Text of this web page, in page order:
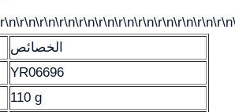
الخصائص
YR06696
110 g